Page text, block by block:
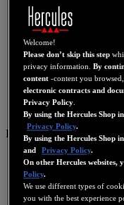
IT
US
FR
ES
Welcome!
Please don’t skip this step
privacy information.By
content -content you
electronic contracts and
Privacy Policy.
By using the Hercules Shop
Privacy Policy.
By using the Hercules Shop
and
Privacy Policy.
On other Hercules websites,
Policy.
We use different types of
you with the best experience